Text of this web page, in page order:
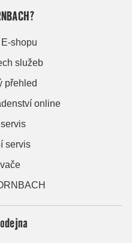
shopu
služeb
přehled
online
servis